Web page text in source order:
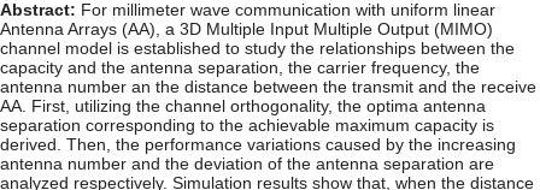
Abstract: For millimeter wave communication with uniform linear
Antenna Arrays (AA), a 3D Multiple Input Multiple Output (MIMO)
channel model is established to study the relationships between the
capacity and the antenna separation, the carrier frequency, the
antenna number an the distance between the transmit and the receive
AA. First, utilizing the channel orthogonality, the optima antenna
separation corresponding to the achievable maximum capacity is
derived. Then, the performance variations caused by the increasing
antenna number and the deviation of the antenna separation are
analyzed respectively. Simulation results show that, when the distance